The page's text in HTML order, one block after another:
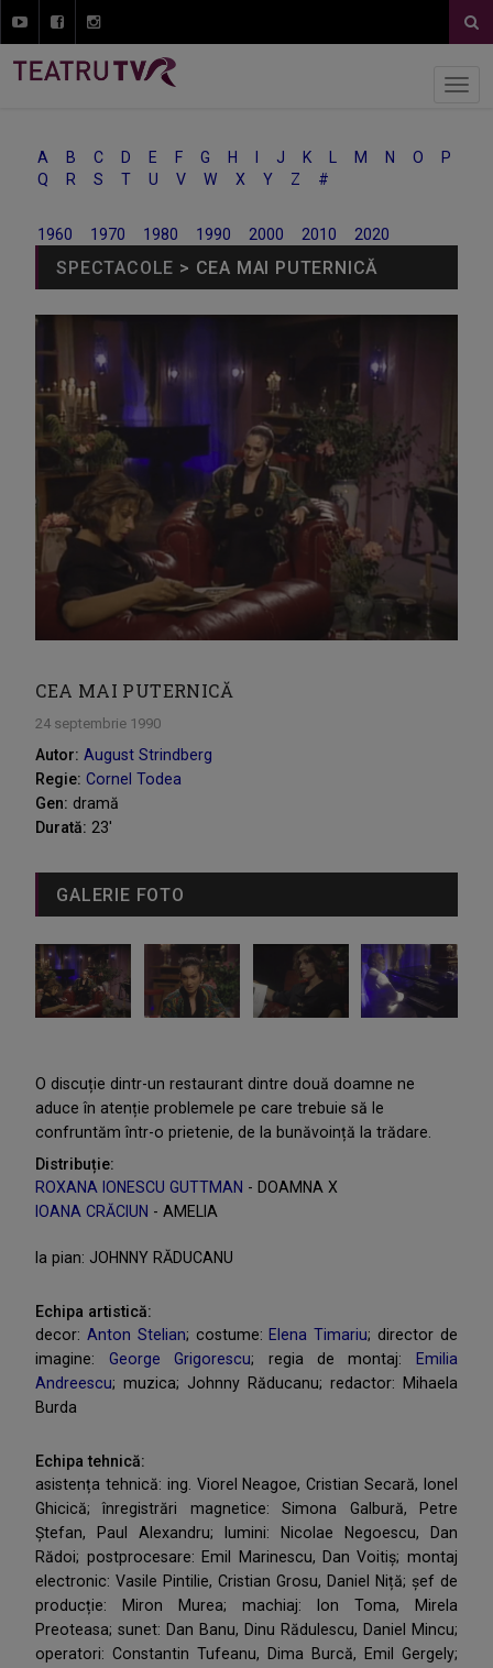
A B C D E F G H J K M N O
P
Q
R S T U V W X Y Z #
1960 1970 1980 1990 2000 2010 2020
SPECTACOLE > CEA MAI PUTERNICĂ
CEA MAI PUTERNICĂ
24 septembrie 1990
Autor: August Strindberg
Regie: Cornel Todea
Gen: dramă
Durată: 23'
GALERIE FOTO
O discuție dintr-un restaurant dintre două doamne ne
aduce în atenție problemele pe care trebuie să le
confruntăm într-o prietenie, de la bunăvoință la trădare.
Distribuție:
ROXANA IONESCU GUTTMAN - DOAMNA X
IOANA CRĂCIUN - AMELIA
la pian: JOHNNY RĂDUCANU
Echipa artistică:
decor: Anton Stelian; costume: Elena Timariu; director de
imagine: George Grigorescu; regia de montaj:
Emilia
Andreescu; muzica; Johnny Răducanu; redactor: Mihaela
Burda
Echipa tehnică:
asistența tehnică: ing. Viorel Neagoe, Cristian Secară, Ionel
Ghicică; înregistrări magnetice: Simona Galbură, Petre
Ștefan, Paul Alexandru; lumini: Nicolae Negoescu, Dan
Rădoi; postprocesare: Emil Marinescu, Dan Voitiș; montaj
electronic: Vasile Pintilie, Cristian Grosu, Daniel Niță; șef de
producție: Miron Murea; machiaj: Ion Toma, Mirela
Preoteasa; sunet: Dan Banu, Dinu Rădulescu, Daniel Mincu;
operatori: Constantin Tufeanu, Dima Burcă, Emil Gergely;